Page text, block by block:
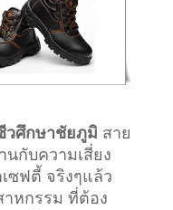
วศึกษาชัยภูมิ สาย
กับความเสี่ยง
ซฟตี้ จริงๆแล้ว
หกรรม ที่ต้อง